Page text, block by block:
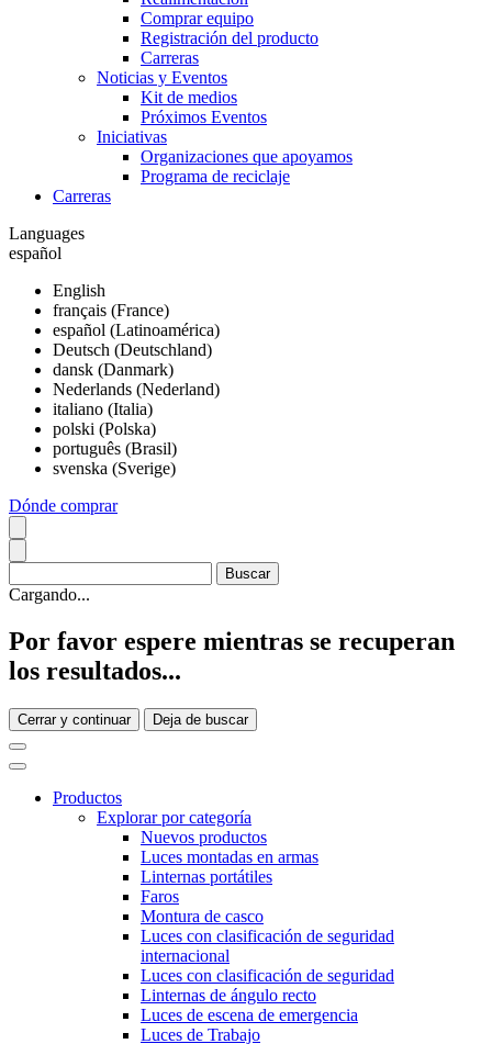
Comprar equipo
Registración del producto
Carreras
Noticias y Eventos
Kit de medios
Próximos Eventos
Iniciativas
Organizaciones que apoyamos
Programa de reciclaje
Carreras
Languages
español
English
français (France)
español (Latinoamérica)
Deutsch (Deutschland)
dansk (Danmark)
Nederlands (Nederland)
italiano (Italia)
polski (Polska)
português (Brasil)
svenska (Sverige)
Dónde comprar
Cargando...
Por favor espere mientras se recuperan
los resultados...
Cerrar y continuar Deja de buscar
Productos
Explorar por categoría
Nuevos productos
Luces montadas en armas
Linternas portátiles
Faros
Montura de casco
Luces con clasificación de seguridad
internacional
Luces con clasificación de seguridad
Linternas de ángulo recto
Luces de escena de emergencia
Luces de Trabajo